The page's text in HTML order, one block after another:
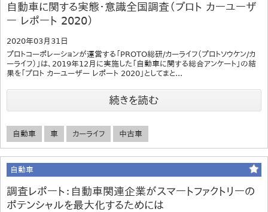
自動車に関する実態・意識全国調査（プロト カーユーザ
ー レポート 2020）
2020年03月31日
プロトコーポレーションが運営する「PROTO総研/カーライフ（プロトソウケン/カ
ーライフ）」は、2019年12月に実施した「自動車に関する総合アンケート」の結
果を「プロト カーユーザー レポート 2020」としてまと...
続きを読む
自動車 車 カーライフ 中古車
自動車
調査レポート：自動車関連企業がスマートファクトリーの
ポテンシャルを最大化するためには